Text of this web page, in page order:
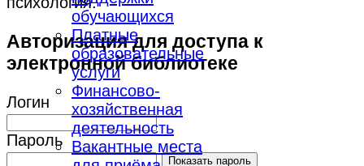
обучающихся
Платные
образовательные
услуги
Финансово-
хозяйственная
деятельность
Вакантные места
Авторизация для доступа к
электронной библиотеке
Логин
Пароль
Показать пароль